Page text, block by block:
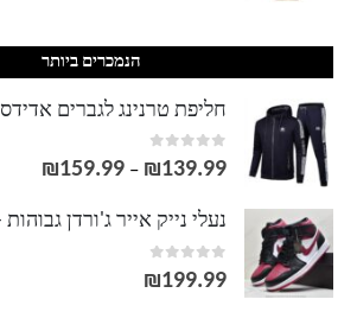
הנמכרים ביותר
חליפת טרנינג לגברים אדידס ADIDAS
0
out of 5
₪139.99
–
₪159.99
0
out of 5
₪199.99